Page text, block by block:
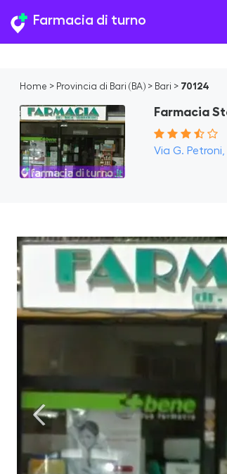
Farmacia di turno
Home > Provincia di Bari (BA) > Bari > 70124
Farmacia
Via G.